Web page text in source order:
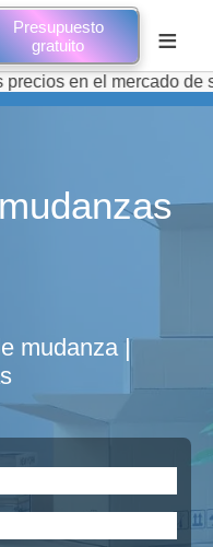
Presupuesto
gratuito
≡
el mercado de
mudanza |